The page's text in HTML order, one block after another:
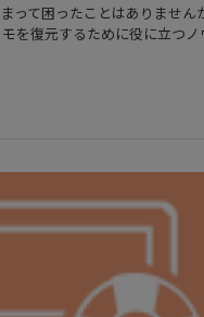
って困ったことはありません
を復元するために役に立つ